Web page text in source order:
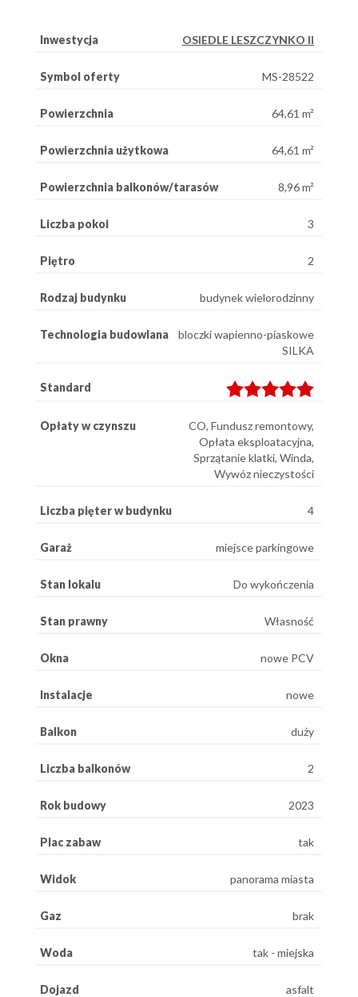
Inwestycja OSIEDLE LESZCZYNKO II
Symbol oferty MS-28522
Powierzchnia 64,61 m²
Powierzchnia użytkowa 64,61 m²
Powierzchnia balkonów/tarasów 8,96 m²
Liczba pokoi 3
Piętro 2
Rodzaj budynku budynek wielorodzinny
Technologia budowlana
bloczki wapienno-piaskowe
SILKA
Standard
Opłaty w czynszu
CO, Fundusz remontowy,
Opłata eksploatacyjna,
Sprzątanie klatki, Winda,
Wywóz nieczystości
Liczba pięter w budynku 4
Garaż miejsce parkingowe
Stan lokalu Do wykończenia
Stan prawny Własność
Okna nowe PCV
Instalacje nowe
Balkon duży
Liczba balkonów 2
Rok budowy 2023
Plac zabaw tak
Widok panorama miasta
Gaz brak
Woda tak - miejska
Dojazd asfalt